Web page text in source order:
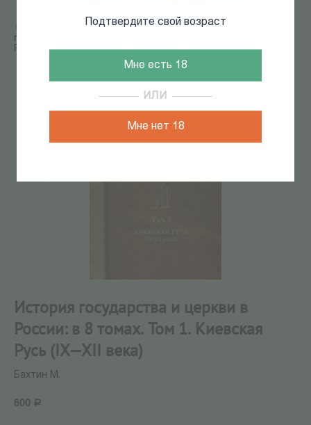
Подтвердите свой возраст
Мне есть 18
ИЛИ
Мне нет 18
КАТАЛОГ КНИГ / религиоведение
государства и церкви в России: в 8 томах. Том 1. Киевская
Русь (IX—XII века)
51
из 132
История государства и церкви в
России: в 8 томах. Том 1. Киевская
Русь (IX—XII века)
Бахтин М.
600 Р